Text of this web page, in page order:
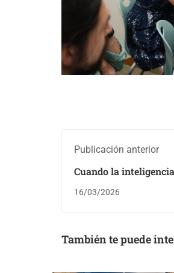
Publicación anterior
Cuando la
humano:
16/03/2026
También te puede